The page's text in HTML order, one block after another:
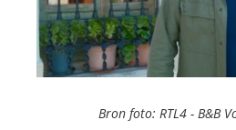
Bron foto: RTL4 - B&B